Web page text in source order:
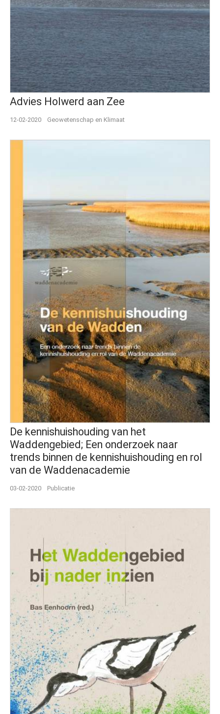
Advies Holwerd aan Zee
12-02-2020 Geowetenschap en Klimaat
De kennishuishouding van het
Waddengebied; Een onderzoek naar
trends binnen de kennishuishouding en rol
van de Waddenacademie
03-02-2020 Publicatie